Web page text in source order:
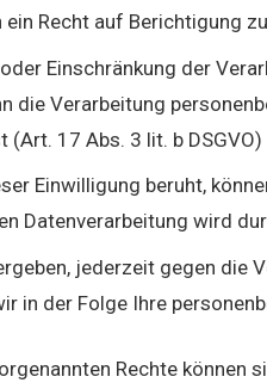
Recht auf Berichtigung
Einschränkung der
Verarbeitung
17 Abs. 3 lit. b DSGVO)
Einwilligung beruht,
Datenverarbeitung wird
jederzeit gegen die
in der Folge Ihre
Rechte können